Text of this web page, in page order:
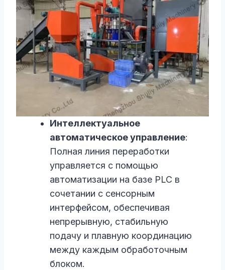
Интеллектуальное
автоматическое управление:
Полная линия переработки
управляется с помощью
автоматизации на базе PLC в
сочетании с сенсорным
интерфейсом, обеспечивая
непрерывную, стабильную
подачу и плавную координацию
между каждым обработочным
блоком.